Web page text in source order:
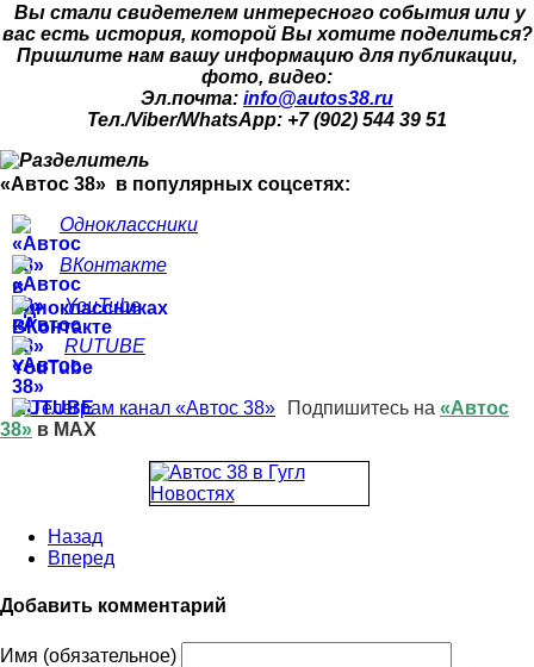
Вы стали свидетелем интересного события или у
вас есть история, которой Вы хотите поделиться?
Пришлите нам вашу информацию для публикации,
фото, видео:
Эл.почта: info@autos38.ru
Тел./Viber/WhatsApp: +7 (902) 544 39 51
«Автос 38» в популярных соцсетях:
Одноклассники
ВКонтакте
YouTube
RUTUBE
Подпишитесь на «Автос
38» в MAX
Назад
Вперед
Добавить комментарий
Имя (обязательное)